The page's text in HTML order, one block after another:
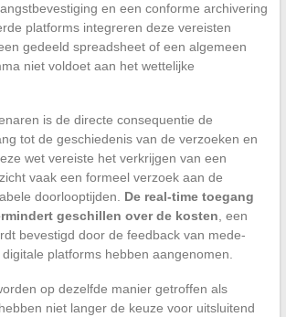
en een conforme archivering
platforms integreren deze vereisten
gedeeld spreadsheet of een algemeen
niet voldoet aan het wettelijke
is de directe consequentie de
tot de geschiedenis van de verzoeken en
wet vereiste het verkrijgen van een
vaak een formeel verzoek aan de
doorlooptijden. De real-time toegang
geschillen over de kosten , een
bevestigd door de feedback van mede-
platforms hebben aangenomen.
op dezelfde manier getroffen als
niet langer de keuze voor uitsluitend